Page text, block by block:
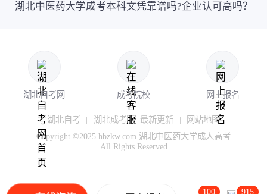
湖北中医药大学成考本科文凭靠谱吗?企业认可高吗？
湖北自考网 成考院校 网上报名
湖北自考 | 湖北成考 | 最新更新 |
网站地图
Copyright ©2025 hbzkw.com 湖北中医药大学成人高考
All Rights Reserved
100 915